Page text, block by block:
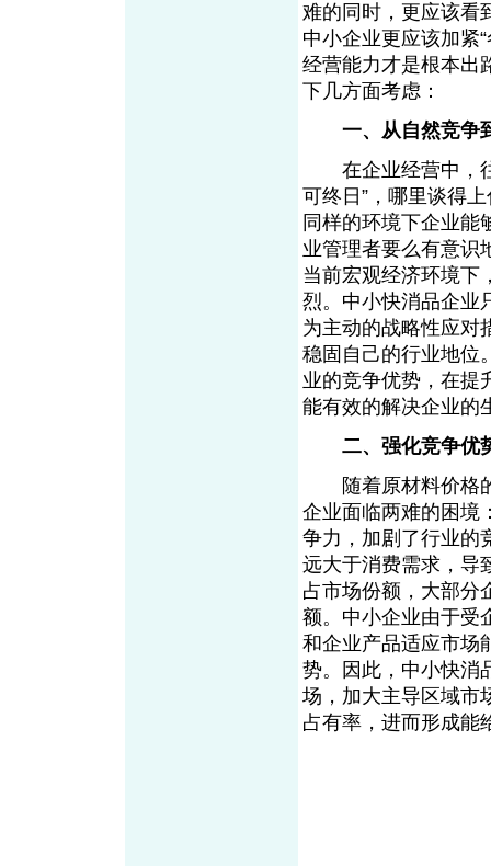
难的同时，更应该看
中小企业更应该加紧
经营能力才是根本出
下几方面考虑：
一、从自然竞争
在企业经营中，往
可终日”，哪里谈得
同样的环境下企业能
业管理者要么有意识
当前宏观经济环境下
烈。中小快消品企业
为主动的战略性应对
稳固自己的行业地位
业的竞争优势，在提
能有效的解决企业的
二、强化竞争优
随着原材料价格的
企业面临两难的困境
争力，加剧了行业的
远大于消费需求，导
占市场份额，大部分
额。中小企业由于受
和企业产品适应市场
势。因此，中小快消
场，加大主导区域市
占有率，进而形成能